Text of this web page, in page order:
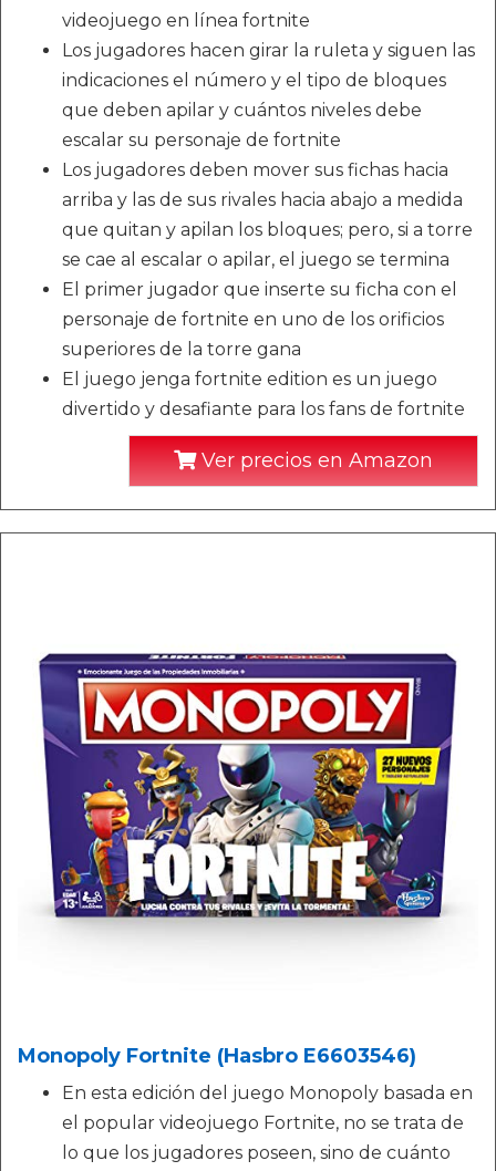
videojuego en línea fortnite
Los jugadores hacen girar la ruleta y siguen las
indicaciones el número y el tipo de bloques
que deben apilar y cuántos niveles debe
escalar su personaje de fortnite
Los jugadores deben mover sus fichas hacia
arriba y las de sus rivales hacia abajo a medida
que quitan y apilan los bloques; pero, si a torre
se cae al escalar o apilar, el juego se termina
El primer jugador que inserte su ficha con el
personaje de fortnite en uno de los orificios
superiores de la torre gana
El juego jenga fortnite edition es un juego
divertido y desafiante para los fans de fortnite
Ver precios en Amazon
Monopoly Fortnite (Hasbro E6603546)
En esta edición del juego Monopoly basada en
el popular videojuego Fortnite, no se trata de
lo que los jugadores poseen, sino de cuánto